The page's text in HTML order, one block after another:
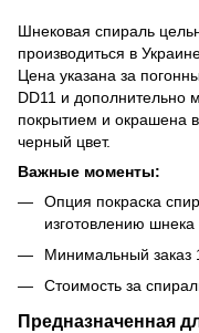
Шнековая спираль
производиться в
Цена указана за
DD11 и дополнительно
покрытием и окрашена
черный цвет.
Важные моменты:
Опция покраска
изготовлению шнека
Минимальный заказ
Стоимость за
Предназначенная